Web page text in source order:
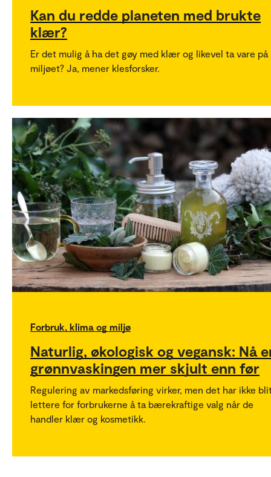
Kan du redde planeten med brukte
klær?
Er det mulig å ha det gøy med klær og likevel ta vare på
miljøet? Ja, mener klesforsker.
Forbruk, klima og miljø
Naturlig, økologisk og vegansk: Nå
grønnvaskingen mer skjult enn før
Regulering av markedsføring virker, men det har ikke
lettere for forbrukerne å ta bærekraftige valg når de
handler klær og kosmetikk.